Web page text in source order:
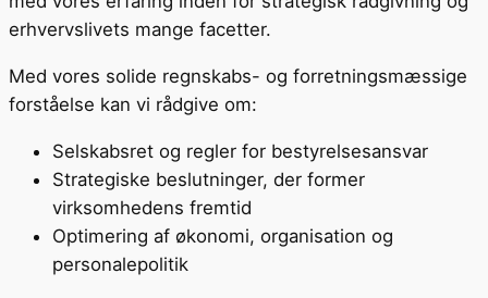
erhvervslivets mange facetter.
Med vores solide regnskabs- og forretningsmæssige
forståelse kan vi rådgive om:
Selskabsret og regler for bestyrelsesansvar
Strategiske beslutninger, der former
virksomhedens fremtid
Optimering af økonomi, organisation og
personalepolitik